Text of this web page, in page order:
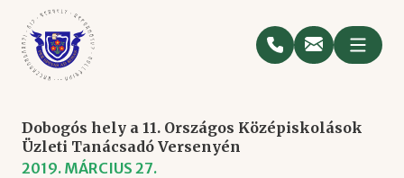
Dobogós hely a 11. Országos Középiskolások
Üzleti Tanácsadó Versenyén
2019. MÁRCIUS 27.